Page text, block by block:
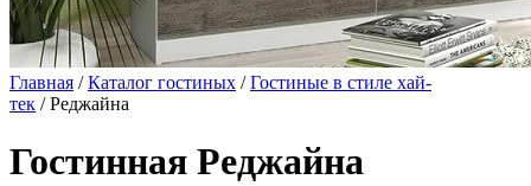
Главная /Каталог гостиных /Гостиные в стиле хай-
тек / Реджайна
Гостинная Реджайна